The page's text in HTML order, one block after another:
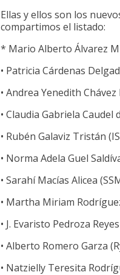
Ellas y ellos son los
compartimos el listado:
* Mario Alberto Álvarez
• Patricia Cárdenas
• Andrea Yenedith
• Claudia Gabriela Caudel
• Rubén Galaviz Tristán
• Norma Adela Guel
• Sarahí Macías Alicea
• Martha Miriam
• J. Evaristo Pedroza
• Alberto Romero Garza
• Natzielly Teresita